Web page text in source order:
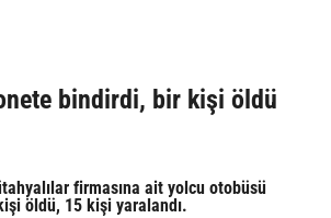
bindirdi, bir kişi öldü
firmasına ait yolcu otobüsü
öldü, 15 kişi yaralandı.